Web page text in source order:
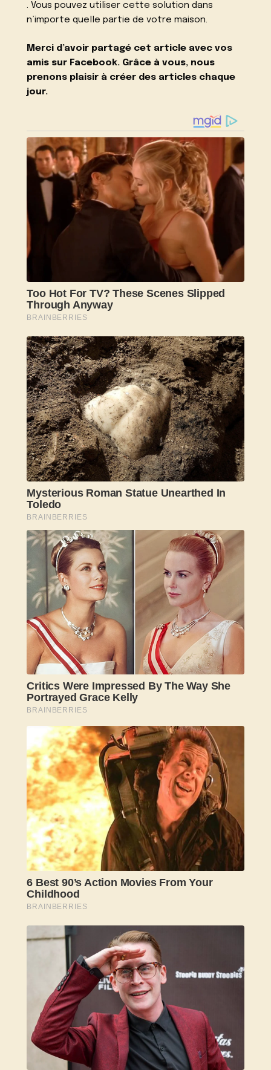
. Vous pouvez utiliser cette solution dans
n’importe quelle partie de votre maison.
Merci d’avoir partagé cet article avec vos
amis sur Facebook. Grâce à vous, nous
prenons plaisir à créer des articles chaque
jour.